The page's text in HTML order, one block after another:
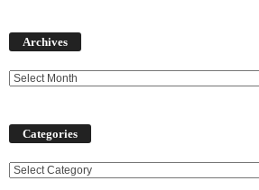
Archives
Categories
Categories